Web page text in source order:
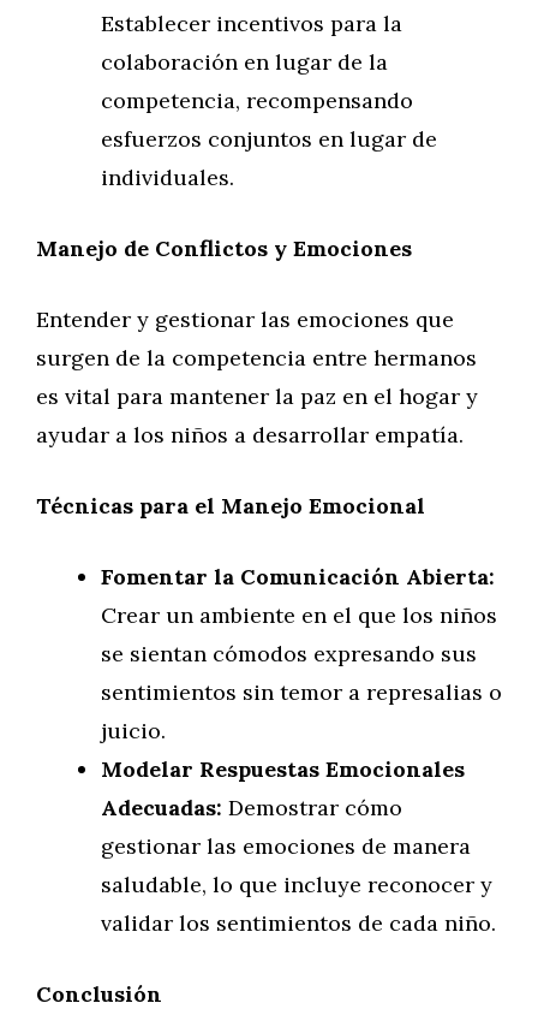
Establecer incentivos para la
colaboración en lugar de la
competencia, recompensando
esfuerzos conjuntos en lugar de
individuales.
Manejo de Conflictos y Emociones
Entender y gestionar las emociones que
surgen de la competencia entre hermanos
es vital para mantener la paz en el hogar y
ayudar a los niños a desarrollar empatía.
Técnicas para el Manejo Emocional
Fomentar la Comunicación Abierta:
Crear un ambiente en el que los niños
se sientan cómodos expresando sus
sentimientos sin temor a represalias o
juicio.
Modelar Respuestas Emocionales
Adecuadas: Demostrar cómo
gestionar las emociones de manera
saludable, lo que incluye reconocer y
validar los sentimientos de cada niño.
Conclusión